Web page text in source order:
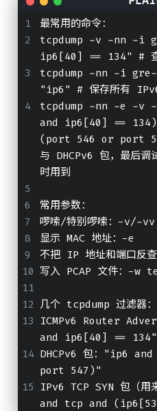
最常用的命令：
tcpdump -v -nn -i
ip6[40] == 134" # 查
tcpdump -nn -i
"ip6" # 保存所有
tcpdump -nn -e -
and ip6[40] ==
(port 546 or port
与 DHCPv6 包，最后
时用到
常用参数：
啰嗦/特别啰嗦：-v/-vv
显示 MAC 地址：-e
不把 IP 地址和端口反
写入 PCAP 文件：-w
几个 tcpdump 过滤器：
ICMPv6 Router
and ip6[40] == 134"
DHCPv6 包："ip6
port 547)"
IPv6 TCP SYN 包（用
and tcp and